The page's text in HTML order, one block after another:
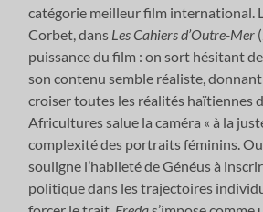
catégorie meilleur film international.
Corbet, dans Les Cahiers d’Outre-Mer
puissance du film : on sort hésitant
son contenu semble réaliste,
croiser toutes les réalités haïtiennes
Africultures salue la caméra « à la
complexité des portraits féminins.
souligne l’habileté de Généus à
politique dans les trajectoires